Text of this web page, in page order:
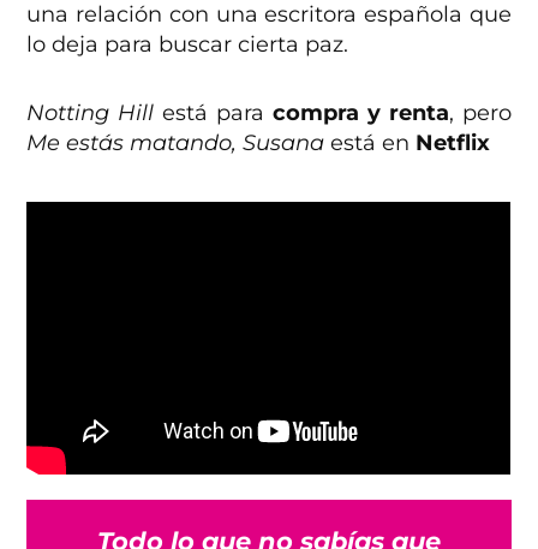
una relación con una escritora española que
lo deja para buscar cierta paz.
Notting Hill está para compra y renta, pero
Me estás matando, Susana está en Netflix
Todo lo que no sabías que